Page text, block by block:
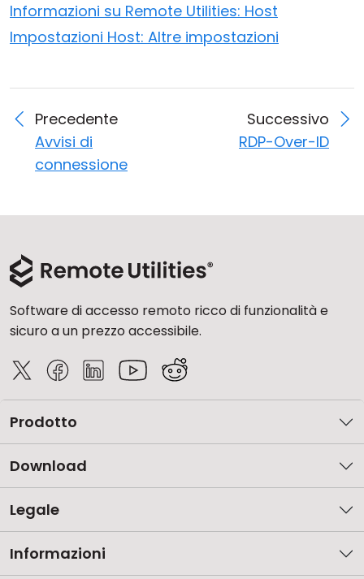
Informazioni su Remote Utilities: Host
Impostazioni Host: Altre impostazioni
Precedente
Avvisi di
connessione
Successivo
RDP-Over-ID
Software di accesso remoto ricco di funzionalità e
sicuro a un prezzo accessibile.
Prodotto
Download
Legale
Informazioni